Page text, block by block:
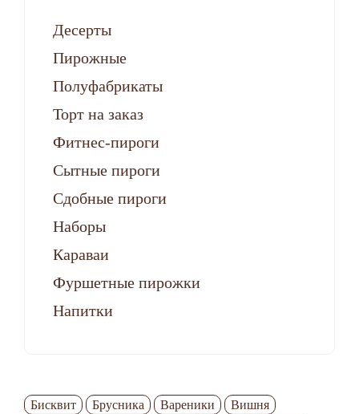
Десерты
Пирожные
Полуфабрикаты
Торт на заказ
Фитнес-пироги
Сытные пироги
Сдобные пироги
Наборы
Караваи
Фуршетные пирожки
Напитки
Бисквит Брусника Вареники
Вишня